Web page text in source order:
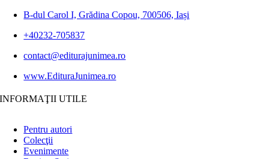
B-dul Carol I, Grădina Copou, 700506, Iași
+40232-705837
contact@editurajunimea.ro
www.EdituraJunimea.ro
INFORMAŢII UTILE
Pentru autori
Colecţii
Evenimente